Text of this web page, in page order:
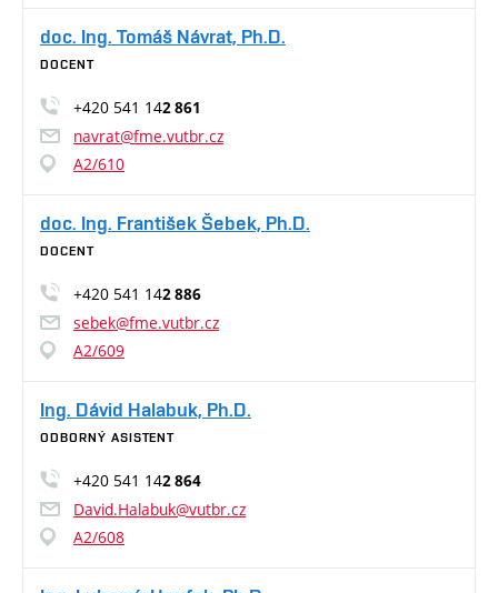
doc. Ing. Tomáš Návrat, Ph.D.
DOCENT
+420 541 142 861
navrat@fme.vutbr.cz
A2/610
doc. Ing. František Šebek, Ph.D.
DOCENT
+420 541 142 886
sebek@fme.vutbr.cz
A2/609
Ing. Dávid Halabuk, Ph.D.
ODBORNÝ ASISTENT
+420 541 142 864
David.Halabuk@vutbr.cz
A2/608